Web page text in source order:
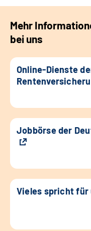
Mehr
bei uns
Online-Dienste
Jobbörse der
Vieles spricht für